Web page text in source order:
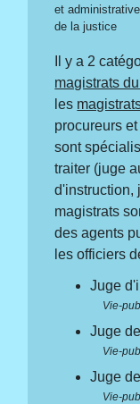
et
de la justice
Il y a 2
magistrats
les
procureurs
sont
traiter (juge
d'instruction,
magistrats
des agents
les officiers
Juge
Vie-
Juge
Vie-
Juge
Vie-